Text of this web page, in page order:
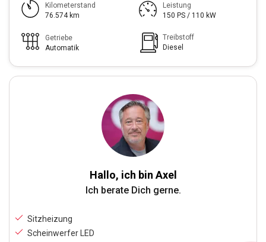
Hallo, ich bin Axel
Ich berate Dich gerne.
Sitzheizung
Scheinwerfer LED
Kilometerstand
76.574 km
Leistung
150 PS / 110 kW
Getriebe
Automatik
Treibstoff
Diesel